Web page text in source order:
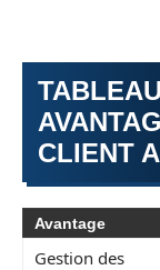
CLIENT
Avantage
Gestion des